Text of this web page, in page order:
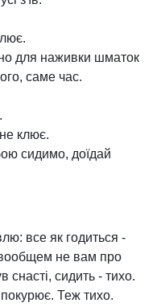
для наживки шматок
саме час.
клює.
сидимо, доїдай
все як годиться -
вообщем не вам про
снасті, сидить - тихо.
Теж тихо.